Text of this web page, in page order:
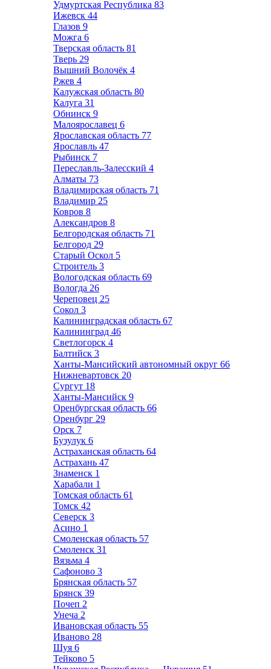
Удмуртская Республика 83
Ижевск 44
Глазов 9
Можга 6
Тверская область 81
Тверь 29
Вышний Волочёк 4
Ржев 4
Калужская область 80
Калуга 31
Обнинск 9
Малоярославец 6
Ярославская область 77
Ярославль 47
Рыбинск 7
Переславль-Залесский 4
Алматы 73
Владимирская область 71
Владимир 25
Ковров 8
Александров 8
Белгородская область 71
Белгород 29
Старый Оскол 5
Строитель 3
Вологодская область 69
Вологда 26
Череповец 25
Сокол 3
Калининградская область 67
Калининград 46
Светлогорск 4
Балтийск 3
Ханты-Мансийский автономный округ 66
Нижневартовск 20
Сургут 18
Ханты-Мансийск 9
Оренбургская область 66
Оренбург 29
Орск 7
Бузулук 6
Астраханская область 64
Астрахань 47
Знаменск 1
Харабали 1
Томская область 61
Томск 42
Северск 3
Асино 1
Смоленская область 57
Смоленск 31
Вязьма 4
Сафоново 3
Брянская область 57
Брянск 39
Почеп 2
Унеча 2
Ивановская область 55
Иваново 28
Шуя 6
Тейково 5